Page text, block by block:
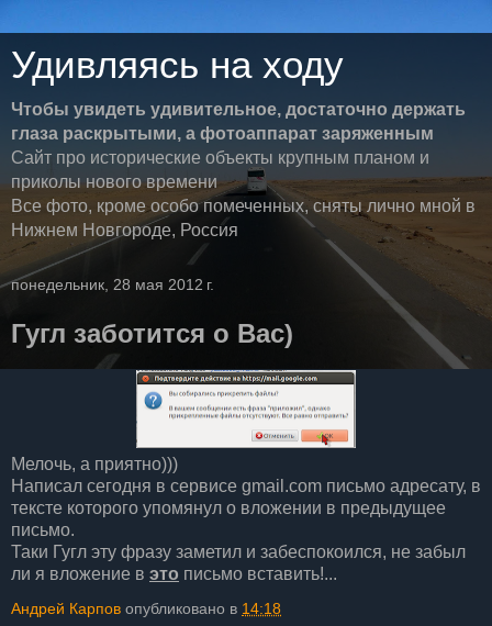
Удивляясь на ходу
Чтобы увидеть удивительное, достаточно держать
глаза раскрытыми, а фотоаппарат заряженным
Сайт про исторические объекты крупным планом и
приколы нового времени
Все фото, кроме особо помеченных, сняты лично мной в
Нижнем Новгороде, Россия
понедельник, 28 мая 2012 г.
Гугл заботится о Вас)
Мелочь, а приятно)))
Написал сегодня в сервисе gmail.com письмо адресату, в
тексте которого упомянул о вложении в предыдущее
письмо.
Таки Гугл эту фразу заметил и забеспокоился, не забыл
ли я вложение в это письмо вставить!...
Андрей Карпов опубликовано в 14:18